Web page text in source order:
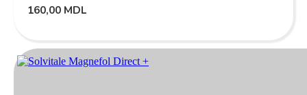
160,00 MDL